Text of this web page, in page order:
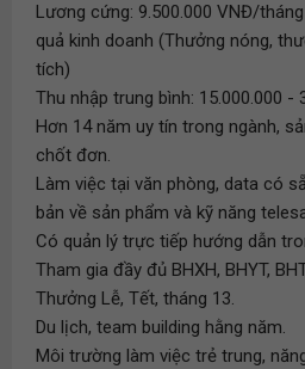
Lương cứng: 9.500.000 VNĐ/
quả kinh doanh (Thưởng nóng,
tích)
Thu nhập trung bình: 15.000.000 -
Hơn 14 năm uy tín trong ngành,
chốt đơn.
Làm việc tại văn phòng, data có
bản về sản phẩm và kỹ năng
Có quản lý trực tiếp hướng dẫn
Tham gia đầy đủ BHXH, BHYT,
Thưởng Lễ, Tết, tháng 13.
Du lịch, team building hằng năm.
Môi trường làm việc trẻ trung,